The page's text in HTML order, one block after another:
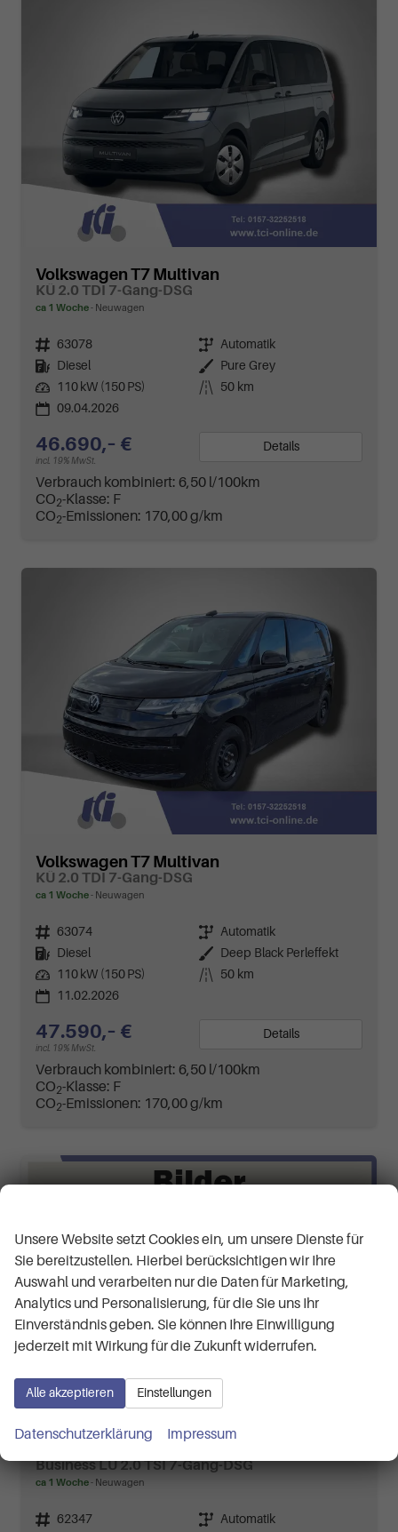
Volkswagen T7 Multivan
KÜ 2.0 TDI 7-Gang-DSG
ca 1 Woche Neuwagen
Fahrzeugnr. 63078 Getriebe Automatik
Kraftstoff
Diesel Außenfarbe
Pure Grey
Leistung
110 kW (150 PS) Kilometerstand
50 km
09.04.2026
46.690,– €
incl. 19% MwSt.
Details
Verbrauch kombiniert: 6,50 l/100km
CO2-Klasse: F
CO2-Emissionen: 170,00 g/km
Volkswagen T7 Multivan
KÜ 2.0 TDI 7-Gang-DSG
ca 1 Woche Neuwagen
Fahrzeugnr. 63074 Getriebe Automatik
Kraftstoff
Diesel Außenfarbe
Deep Black Perleffekt
Leistung
110 kW (150 PS) Kilometerstand
50 km
11.02.2026
47.590,– €
incl. 19% MwSt.
Details
Verbrauch kombiniert: 6,50 l/100km
CO2-Klasse: F
CO2-Emissionen: 170,00 g/km
Business LÜ 2.0 TSI 7-Gang-DSG
ca 1 Woche Neuwagen
Fahrzeugnr. 62347 Getriebe Automatik
Unsere Website setzt Cookies ein, um unsere Dienste für
Sie bereitzustellen. Hierbei berücksichtigen wir Ihre
Auswahl und verarbeiten nur die Daten für Marketing,
Analytics und Personalisierung, für die Sie uns Ihr
Einverständnis geben. Sie können Ihre Einwilligung
jederzeit mit Wirkung für die Zukunft widerrufen.
Alle akzeptieren Einstellungen
Datenschutzerklärung Impressum